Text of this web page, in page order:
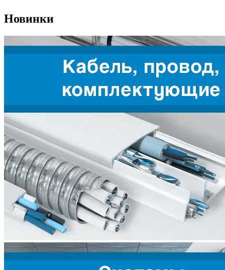
Новинки